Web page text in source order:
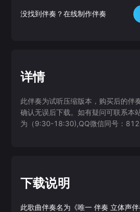
没找到伴奏？在线制作伴奏
详情
此伴奏为试听压缩版本，购买后的伴
确认无误后下载。如有疑问可联系本
为（9:30-18:30),QQ微信同号：
下载说明
此歌曲伴奏名为《唯一 伴奏 立体声伴